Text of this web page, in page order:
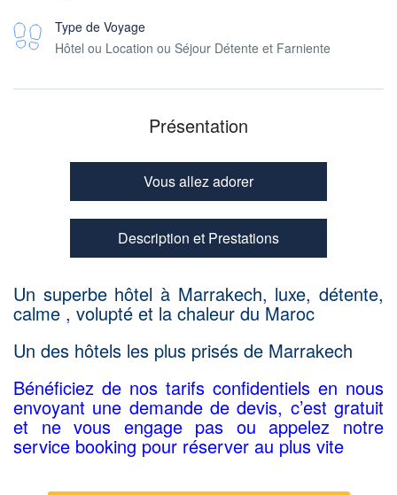
Type de Voyage
Hôtel ou Location ou Séjour Détente et Farniente
Présentation
Vous allez adorer
Description et Prestations
Un superbe hôtel à Marrakech, luxe, détente,
calme , volupté et la chaleur du Maroc
Un des hôtels les plus prisés de Marrakech
Bénéficiez de nos tarifs confidentiels en nous
envoyant une demande de devis, c’est gratuit
et ne vous engage pas ou appelez notre
service booking pour réserver au plus vite